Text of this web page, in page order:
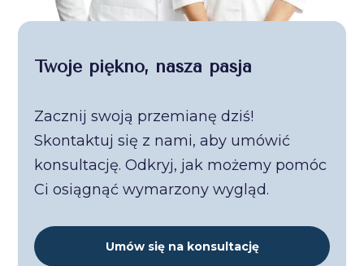
Twoje piękno, nasza pasja
Zacznij swoją przemianę dziś!
Skontaktuj się z nami, aby umówić
konsultację. Odkryj, jak możemy pomóc
Ci osiągnąć wymarzony wygląd.
Umów się na konsultację